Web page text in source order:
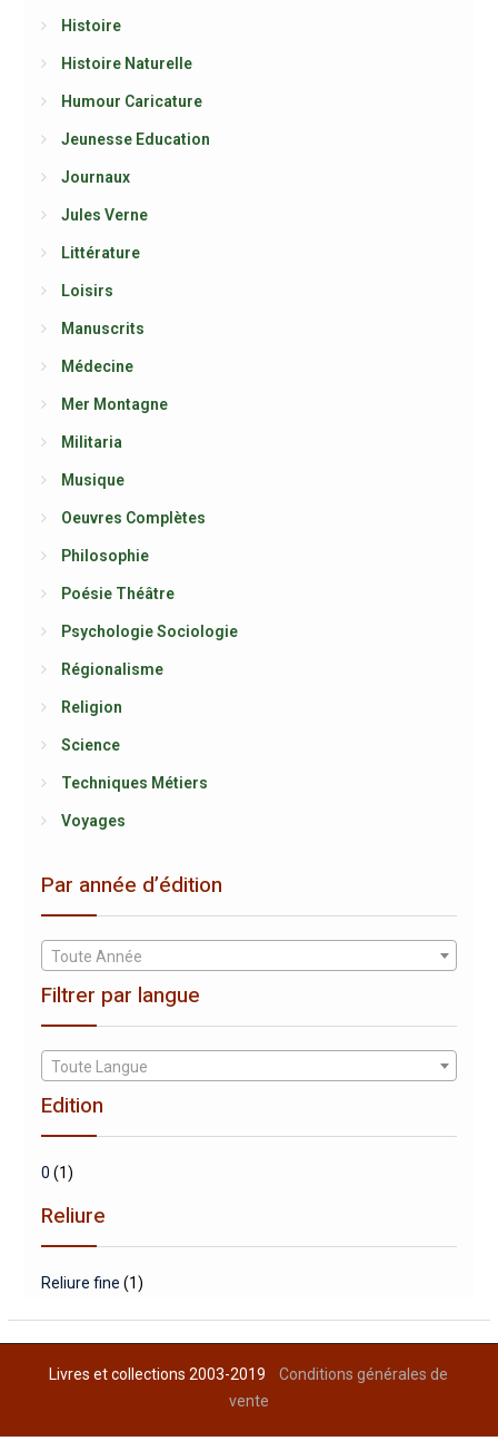
Histoire
Histoire Naturelle
Humour Caricature
Jeunesse Education
Journaux
Jules Verne
Littérature
Loisirs
Manuscrits
Médecine
Mer Montagne
Militaria
Musique
Oeuvres Complètes
Philosophie
Poésie Théâtre
Psychologie Sociologie
Régionalisme
Religion
Science
Techniques Métiers
Voyages
Par année d’édition
Toute Année
Filtrer par langue
Toute Langue
Edition
0 (1)
Reliure
Reliure fine (1)
Livres et collections 2003-2019Conditions générales de
vente